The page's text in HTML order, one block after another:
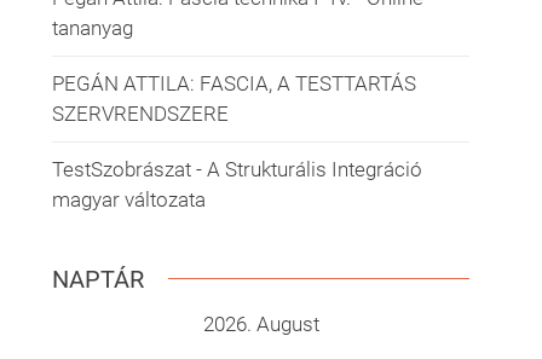
tananyag
PEGÁN ATTILA: FASCIA, A TESTTARTÁS
SZERVRENDSZERE
TestSzobrászat - A Strukturális Integráció
magyar változata
NAPTÁR
2026. August